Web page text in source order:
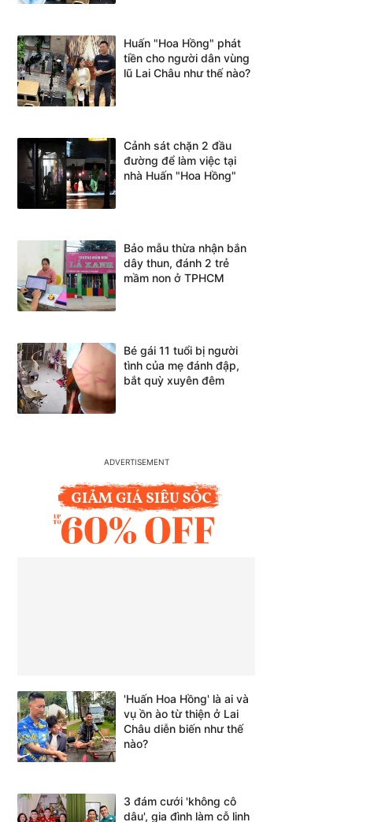
Huấn "Hoa Hồng" phát
tiền cho người dân vùng
lũ Lai Châu như thế nào?
Cảnh sát chặn 2 đầu
đường để làm việc tại
nhà Huấn "Hoa Hồng"
Bảo mẫu thừa nhận bắn
dây thun, đánh 2 trẻ
mầm non ở TPHCM
Bé gái 11 tuổi bị người
tình của mẹ đánh đập,
bắt quỳ xuyên đêm
'Huấn Hoa Hồng' là ai và
vụ ồn ào từ thiện ở Lai
Châu diễn biến như thế
nào?
3 đám cưới 'không cô
dâu', gia đình làm cỗ linh